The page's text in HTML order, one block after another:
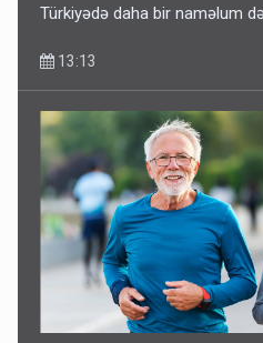
Türkiyədə daha bir naməlum
13:13